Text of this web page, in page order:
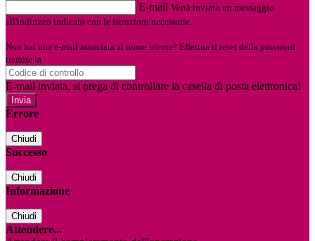
E-mail Verrà inviato un messaggio
all'indirizzo indicato con le istruzioni necessarie.
Non hai una e-mail associata al nome utente? Effettua il reset della password
tramite la
E-mail inviata, si prega di controllare la casella di posta elettronica!
Errore
Chiudi
Successo
Chiudi
Informazione
Chiudi
Attendere...